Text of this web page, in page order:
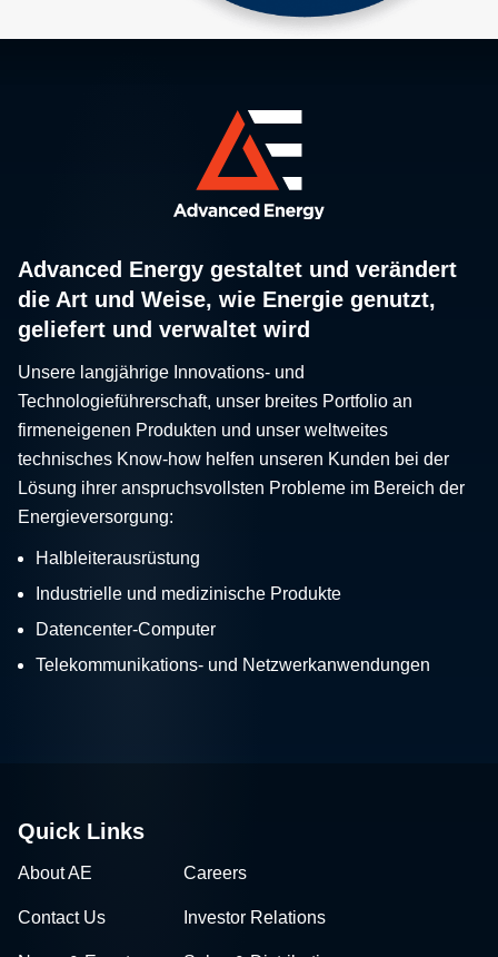
Advanced Energy gestaltet und verändert
die Art und Weise, wie Energie genutzt,
geliefert und verwaltet wird
Unsere langjährige Innovations- und
Technologieführerschaft, unser breites Portfolio an
firmeneigenen Produkten und unser weltweites
technisches Know-how helfen unseren Kunden bei der
Lösung ihrer anspruchsvollsten Probleme im Bereich der
Energieversorgung:
Halbleiterausrüstung
Industrielle und medizinische Produkte
Datencenter-Computer
Telekommunikations- und Netzwerkanwendungen
Quick Links
About AE Careers
Contact Us Investor Relations